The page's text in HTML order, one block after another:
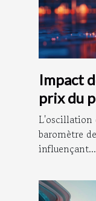
Impact
prix du
L'oscillation
baromètre
influençant...